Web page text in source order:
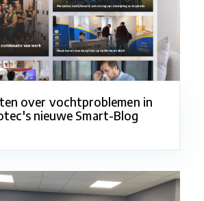
over vochtproblemen in
nieuwe Smart-Blog